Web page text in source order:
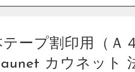
テープ割印用（
カウネット